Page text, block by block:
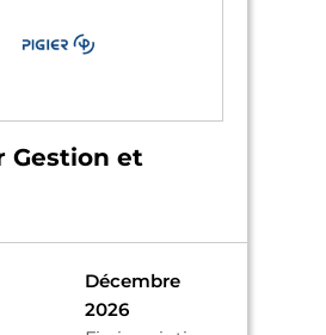
Gestion et
Décembre
2026